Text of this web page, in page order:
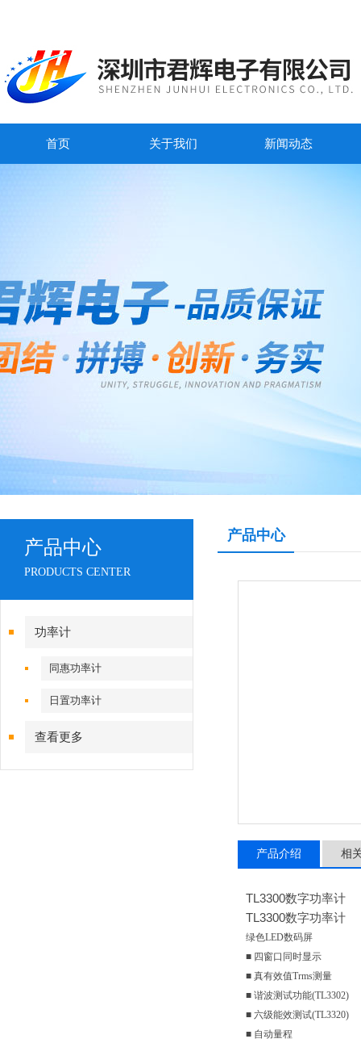
首页 关于我们 新闻动态
产品中心
PRODUCTS CENTER
功率计
同惠功率计
日置功率计
查看更多
产品中心
产品介绍 相
TL3300数字功率计
TL3300数字功率计
绿色LED数码屏
■ 四窗口同时显示
■ 真有效值Trms测量
■ 谐波测试功能(TL3302)
■ 六级能效测试(TL3320)
■ 自动量程